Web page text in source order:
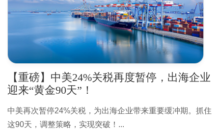
【重磅】中美24%关税再度暂停，出海企业
迎来“黄金90天”！
中美再次暂停24%关税，为出海企业带来重要缓冲期。抓住
这90天，调整策略，实现突破！...